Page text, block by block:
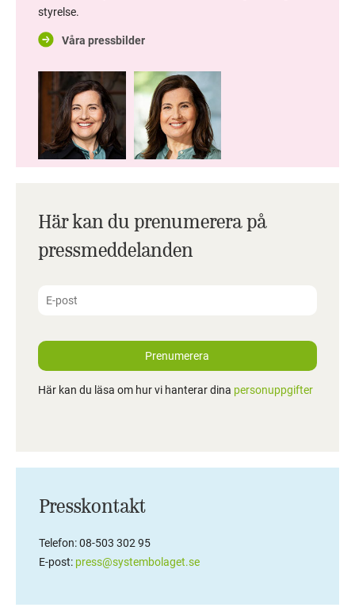
styrelse.
Våra pressbilder
Här kan du prenumerera på
pressmeddelanden
Prenumerera
Här kan du läsa om hur vi hanterar dina personuppgifter
Presskontakt
Telefon: 08-503 302 95
E-post: press@systembolaget.se